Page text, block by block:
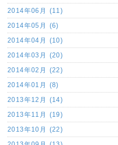
2014年06月 (11)
2014年05月 (6)
2014年04月 (10)
2014年03月 (20)
2014年02月 (22)
2014年01月 (8)
2013年12月 (14)
2013年11月 (19)
2013年10月 (22)